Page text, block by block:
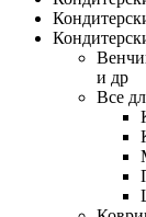
и др
Все